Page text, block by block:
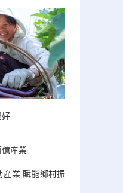
好
億産業
産業 賦能鄉村振